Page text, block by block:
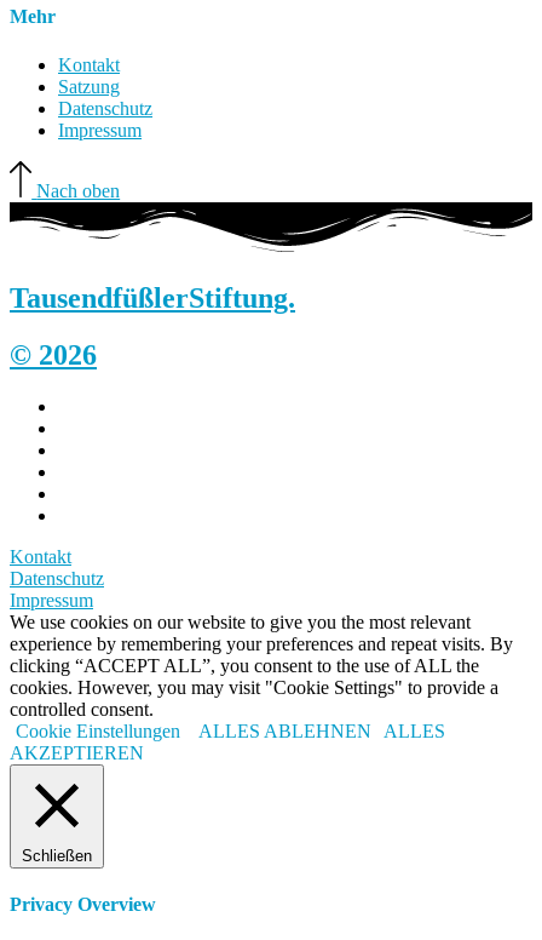
Mehr
Kontakt
Satzung
Datenschutz
Impressum
Nach oben
TausendfüßlerStiftung.
© 2026
Kontakt
Datenschutz
Impressum
We use cookies on our website to give you the most relevant
experience by remembering your preferences and repeat visits. By
clicking “ACCEPT ALL”, you consent to the use of ALL the
cookies. However, you may visit "Cookie Settings" to provide a
controlled consent.
Cookie Einstellungen
ALLES ABLEHNEN
ALLES
AKZEPTIEREN
Schließen
Privacy Overview